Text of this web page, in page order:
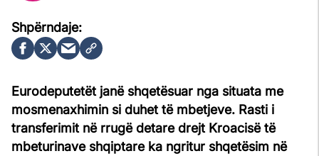
Eurodeputetët janë shqetësuar nga situata me
mosmenaxhimin si duhet të mbetjeve. Rasti i
transferimit në rrugë detare drejt Kroacisë të
mbeturinave shqiptare ka ngritur shqetësim në